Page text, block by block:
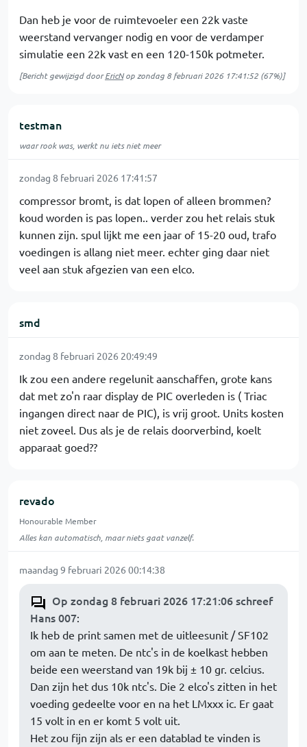
Dan heb je voor de ruimtevoeler een 22k vaste
weerstand vervanger nodig en voor de verdamper
simulatie een 22k vast en een 120-150k potmeter.
[Bericht gewijzigd doorEricNop zondag 8 februari 2026 17:41:52 (67%)]
testman
waar rook was, werkt nu iets niet meer
zondag 8 februari 2026 17:41:57
compressor bromt, is dat lopen of alleen brommen?
koud worden is pas lopen.. verder zou het relais stuk
kunnen zijn. spul lijkt me een jaar of 15-20 oud, trafo
voedingen is allang niet meer. echter ging daar niet
veel aan stuk afgezien van een elco.
smd
zondag 8 februari 2026 20:49:49
Ik zou een andere regelunit aanschaffen, grote kans
dat met zo'n raar display de PIC overleden is ( Triac
ingangen direct naar de PIC), is vrij groot. Units kosten
niet zoveel. Dus als je de relais doorverbind, koelt
apparaat goed??
revado
Honourable Member
Alles kan automatisch, maar niets gaat vanzelf.
maandag 9 februari 2026 00:14:38
Op zondag 8 februari 2026 17:21:06 schreef
Hans 007:
Ik heb de print samen met de uitleesunit / SF102
om aan te meten. De ntc's in de koelkast hebben
beide een weerstand van 19k bij ± 10 gr. celcius.
Dan zijn het dus 10k ntc's. Die 2 elco's zitten in het
voeding gedeelte voor en na het LMxxx ic. Er gaat
15 volt in en er komt 5 volt uit.
Het zou fijn zijn als er een datablad te vinden is